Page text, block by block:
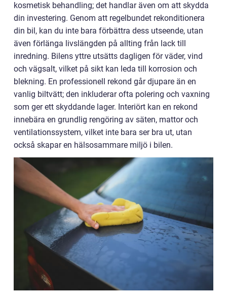
kosmetisk behandling; det handlar även om att skydda
din investering. Genom att regelbundet rekonditionera
din bil, kan du inte bara förbättra dess utseende, utan
även förlänga livslängden på allting från lack till
inredning. Bilens yttre utsätts dagligen för väder, vind
och vägsalt, vilket på sikt kan leda till korrosion och
blekning. En professionell rekond går djupare än en
vanlig biltvätt; den inkluderar ofta polering och vaxning
som ger ett skyddande lager. Interiört kan en rekond
innebära en grundlig rengöring av säten, mattor och
ventilationssystem, vilket inte bara ser bra ut, utan
också skapar en hälsosammare miljö i bilen.